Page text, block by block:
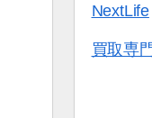
NextLife
買取専